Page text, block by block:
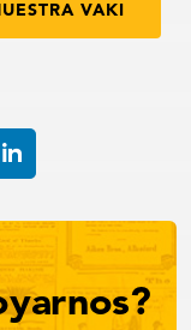
VAKI